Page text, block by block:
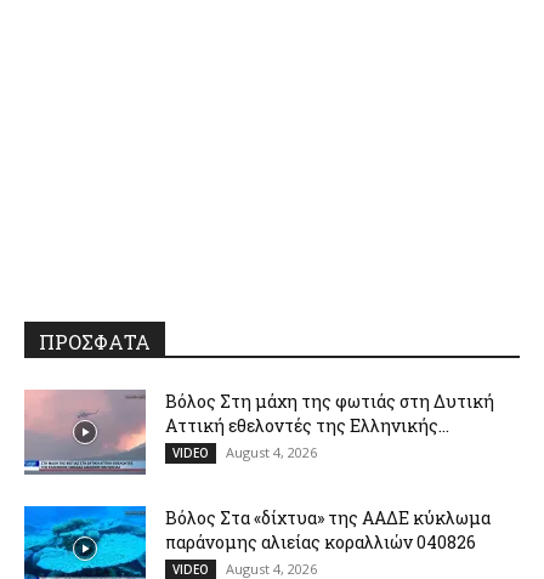
ΠΡΟΣΦΑΤΑ
Βόλος Στη μάχη της φωτιάς στη Δυτική
Αττική εθελοντές της Ελληνικής...
VIDEO August 4, 2026
Βόλος Στα «δίχτυα» της ΑΑΔΕ κύκλωμα
παράνομης αλιείας κοραλλιών 040826
VIDEO August 4, 2026